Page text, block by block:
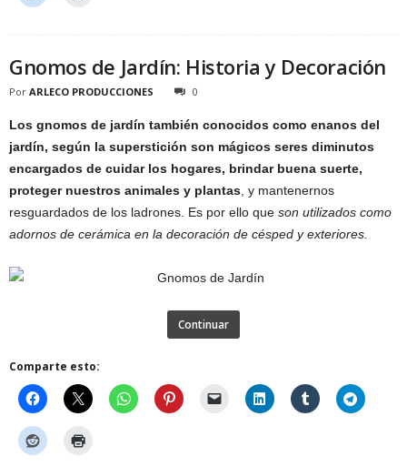
Gnomos de Jardín: Historia y Decoración
Por ARLECO PRODUCCIONES 0
Los gnomos de jardín también conocidos como enanos del
jardín, según la superstición son mágicos seres diminutos
encargados de cuidar los hogares, brindar buena suerte,
proteger nuestros animales y plantas , y mantenernos
resguardados de los ladrones. Es por ello que son utilizados como
adornos de cerámica en la decoración de césped y exteriores.
Continuar
Comparte esto: